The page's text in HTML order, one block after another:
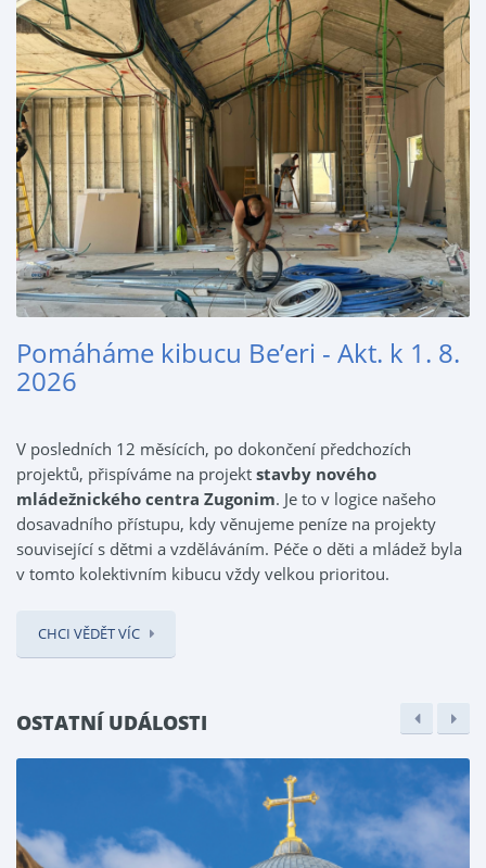
Pomáháme kibucu Be’eri - Akt. k 1. 8.
2026
V posledních 12 měsících, po dokončení předchozích
projektů, přispíváme na projekt stavby nového
mládežnického centra Zugonim. Je to v logice našeho
dosavadního přístupu, kdy věnujeme peníze na projekty
související s dětmi a vzděláváním. Péče o děti a mládež byla
v tomto kolektivním kibucu vždy velkou prioritou.
CHCI VĚDĚT VÍC
OSTATNÍ UDÁLOSTI